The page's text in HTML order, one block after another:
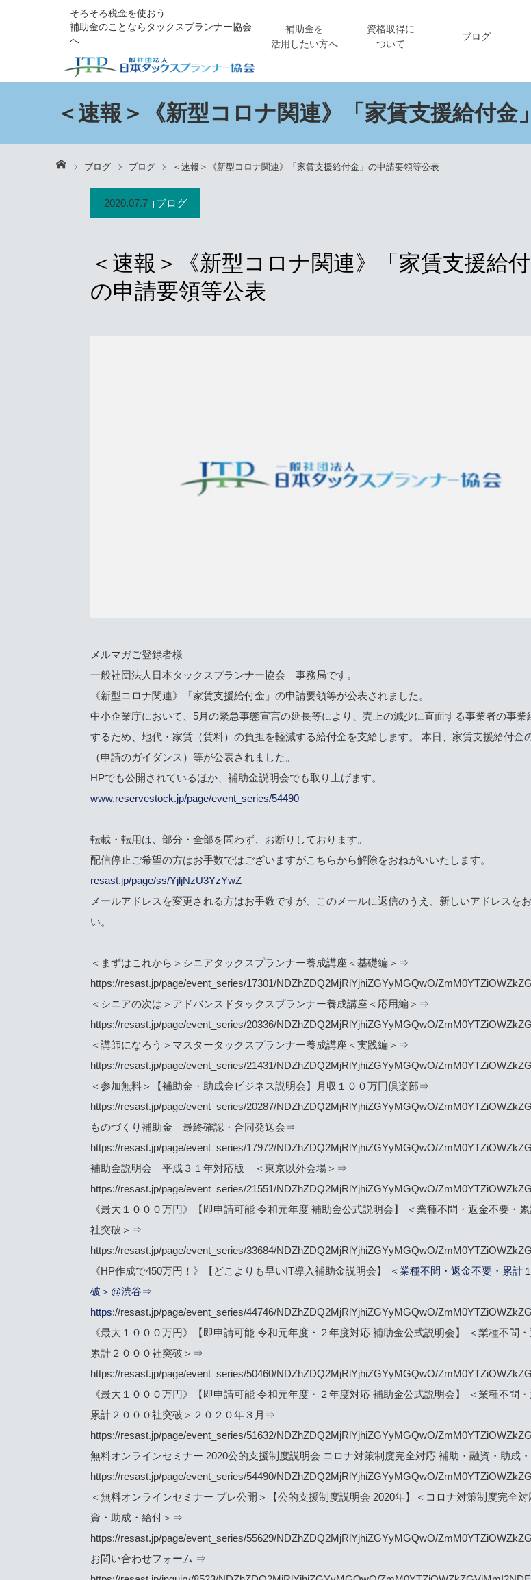
そろそろ税金を使おう
補助金のことならタックスプランナー協会
へ
補助金を
活用したい方へ
資格取得に
ついて
ブログ
＜速報＞《新型コロナ関連》「家賃支援給付金
ブログ ブログ ＜速報＞《新型コロナ関連》「家賃支援給付金」の申請要領等公表
2020.07.7 ブログ
＜速報＞《新型コロナ関連》「家賃支援給付
の申請要領等公表
メルマガご登録者様
一般社団法人日本タックスプランナー協会 事務局です。
《新型コロナ関連》「家賃支援給付金」の申請要領等が公表されました。
中小企業庁において、5月の緊急事態宣言の延長等により、売上の減少に直面する事業者の事業
するため、地代・家賃（賃料）の負担を軽減する給付金を支給します。 本日、家賃支援給付金
（申請のガイダンス）等が公表されました。
HPでも公開されているほか、補助金説明会でも取り上げます。
www.reservestock.jp/page/event_series/54490
転載・転用は、部分・全部を問わず、お断りしております。
配信停止ご希望の方はお手数ではございますがこちらから解除をおねがいいたします。
resast.jp/page/ss/YjljNzU3YzYwZ
メールアドレスを変更される方はお手数ですが、このメールに返信のうえ、新しいアドレスを
い。
＜まずはこれから＞シニアタックスプランナー養成講座＜基礎編＞⇒
https://resast.jp/page/event_series/17301/NDZhZDQ2MjRlYjhiZGYyMGQwO/
＜シニアの次は＞アドバンスドタックスプランナー養成講座＜応用編＞⇒
https://resast.jp/page/event_series/20336/NDZhZDQ2MjRlYjhiZGYyMGQwO/
＜講師になろう＞マスタータックスプランナー養成講座＜実践編＞⇒
https://resast.jp/page/event_series/21431/NDZhZDQ2MjRlYjhiZGYyMGQwO/
＜参加無料＞【補助金・助成金ビジネス説明会】月収１００万円倶楽部⇒
https://resast.jp/page/event_series/20287/NDZhZDQ2MjRlYjhiZGYyMGQwO/
ものづくり補助金 最終確認・合同発送会⇒
https://resast.jp/page/event_series/17972/NDZhZDQ2MjRlYjhiZGYyMGQwO/
補助金説明会 平成３１年対応版 ＜東京以外会場＞⇒
https://resast.jp/page/event_series/21551/NDZhZDQ2MjRlYjhiZGYyMGQwO/
《最大１０００万円》【即申請可能 令和元年度 補助金公式説明会】 ＜業種不問・返金不要・
社突破＞⇒
https://resast.jp/page/event_series/33684/NDZhZDQ2MjRlYjhiZGYyMGQwO/
《HP作成で450万円！》【どこよりも早いIT導入補助金説明会】
＜業種不問・返金不要・累計
破＞@渋谷⇒
https://resast.jp/page/event_series/44746/NDZhZDQ2MjRlYjhiZGYyMGQwO/
《最大１０００万円》【即申請可能 令和元年度・２年度対応 補助金公式説明会】 ＜業種不問・
累計２０００社突破＞⇒
https://resast.jp/page/event_series/50460/NDZhZDQ2MjRlYjhiZGYyMGQwO/
《最大１０００万円》【即申請可能 令和元年度・２年度対応 補助金公式説明会】 ＜業種不問・
累計２０００社突破＞２０２０年３月⇒
https://resast.jp/page/event_series/51632/NDZhZDQ2MjRlYjhiZGYyMGQwO/
無料オンラインセミナー 2020公的支援制度説明会 コロナ対策制度完全対応 補助・融資・助
https://resast.jp/page/event_series/54490/NDZhZDQ2MjRlYjhiZGYyMGQwO/
＜無料オンラインセミナー プレ公開＞【公的支援制度説明会 2020年】＜コロナ対策制度完全対
資・助成・給付＞⇒
https://resast.jp/page/event_series/55629/NDZhZDQ2MjRlYjhiZGYyMGQwO/
お問い合わせフォーム ⇒